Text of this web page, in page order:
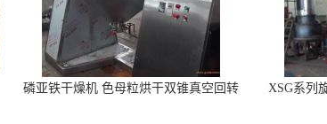
磷亚铁干燥机 色母粒烘干双锥真空回转
XSG系列